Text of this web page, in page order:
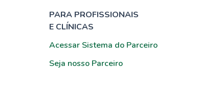
PARA PROFISSIONAIS
E CLÍNICAS
Acessar Sistema do Parceiro
Seja nosso Parceiro